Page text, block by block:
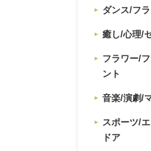
ダンス/フ
癒し/心理/
フラワー/
ント
音楽/演劇/
スポーツ/
ドア